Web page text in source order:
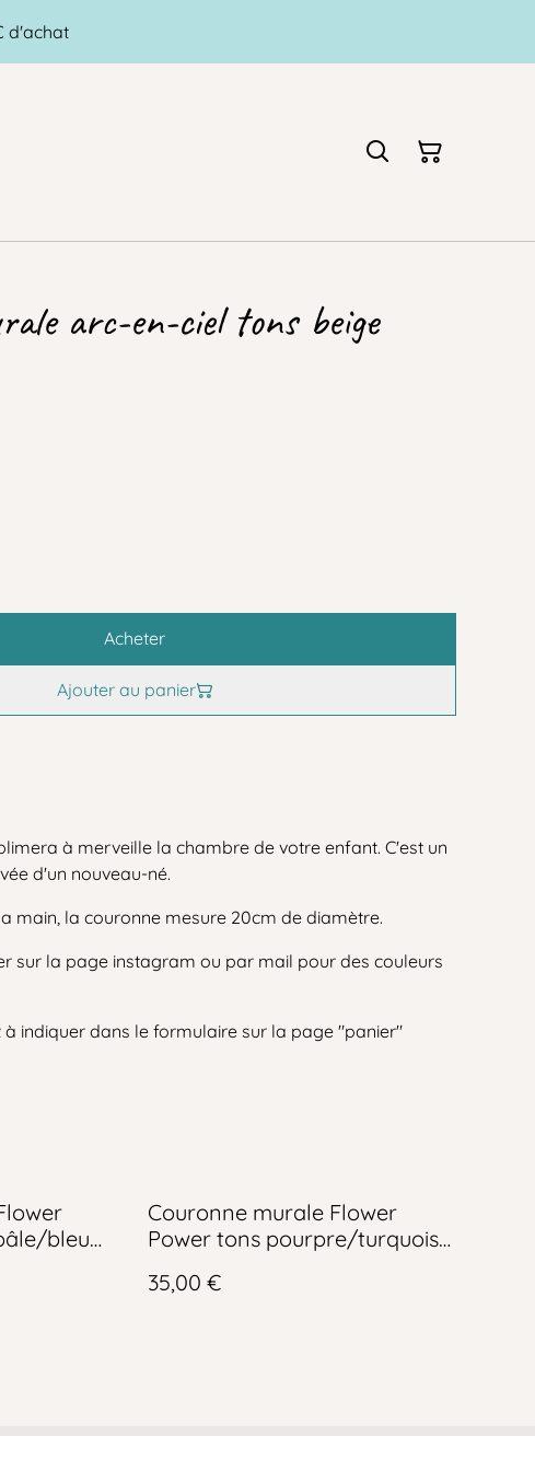
d'achat
arc-en-ciel tons beige
Acheter
Ajouter au panier
à merveille la chambre de votre enfant. C'est un
d'un nouveau-né.
main, la couronne mesure 20cm de diamètre.
sur la page instagram ou par mail pour des couleurs
à indiquer dans le formulaire sur la page "panier"
bleu
Couronne murale Flower
Power tons pourpre/turquoise
35,00 €